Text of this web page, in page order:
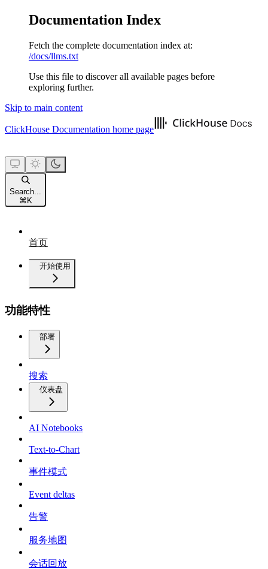
Documentation Index
Fetch the complete documentation index at:
/docs/llms.txt
Use this file to discover all available pages before
exploring further.
Skip to main content
ClickHouse Documentation home page
Search...
⌘ K
首页
开始使用
功能特性
部署
搜索
仪表盘
AI Notebooks
Text-to-Chart
事件模式
Event deltas
告警
服务地图
会话回放